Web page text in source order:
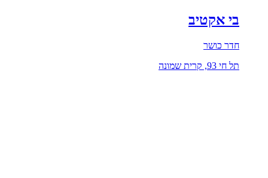
בי אקטיב
חדר כושר
תל חי 93, קרית שמונה